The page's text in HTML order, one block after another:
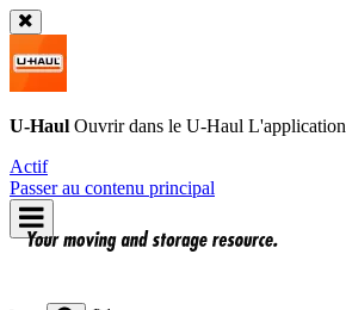
U-Haul Ouvrir dans le U-Haul L'application
Actif
Passer au contenu principal